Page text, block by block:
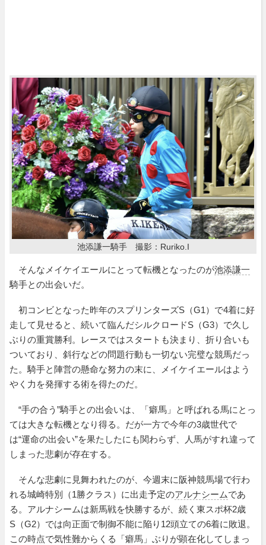
池添謙一騎手 撮影：Ruriko.I
そんなメイケイエールにとって転機となったのが池添謙一
騎手との出会いだ。
初コンビとなった昨年のスプリンターズS（G1）で4着に好
走して見せると、続いて臨んだシルクロードS（G3）で久し
ぶりの重賞勝利。レースではスタートも決まり、折り合いも
ついており、斜行などの問題行動も一切ない完璧な競馬だっ
た。騎手と陣営の懸命な努力の末に、メイケイエールはよう
やく力を発揮する術を得たのだ。
“手の合う”騎手との出会いは、「癖馬」と呼ばれる馬にとっ
ては大きな転機となり得る。だが一方で今年の3歳世代で
は“運命の出会い”を果たしたにも関わらず、人馬がすれ違って
しまった悲劇が存在する。
そんな悲劇に見舞われたのが、今週末に阪神競馬場で行わ
れる城崎特別（1勝クラス）に出走予定のアルナシームであ
る。アルナシームは新馬戦を快勝するが、続く東スポ杯2歳
S（G2）では向正面で制御不能に陥り12頭立ての6着に敗退。
この時点で気性難からくる「癖馬」ぶりが顕在化してしまっ